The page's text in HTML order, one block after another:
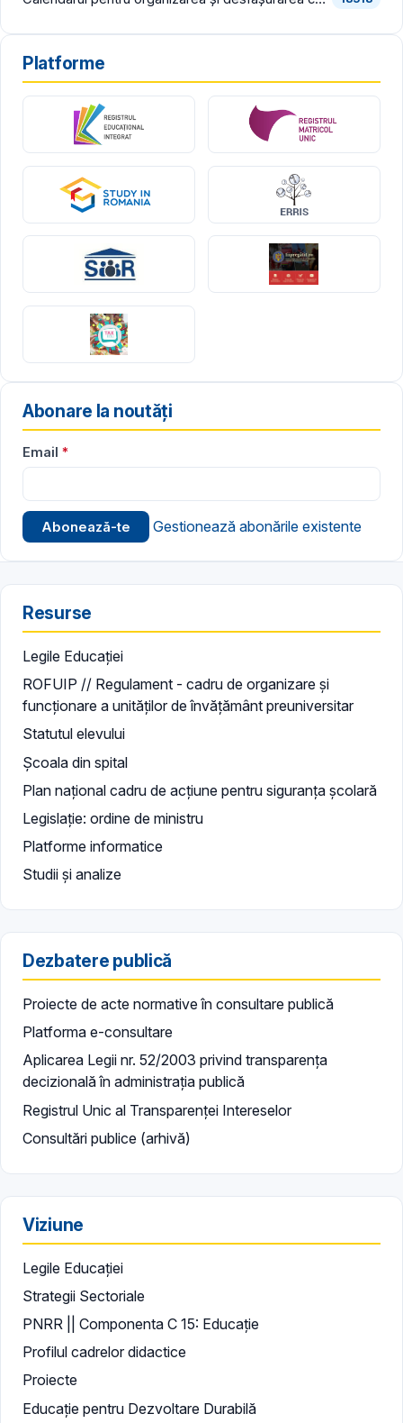
Platforme
Abonare la noutăți
Email
Gestionează abonările existente
Resurse
Legile Educației
ROFUIP // Regulament - cadru de organizare și
funcționare a unităților de învățământ preuniversitar
Statutul elevului
Școala din spital
Plan național cadru de acțiune pentru siguranța școlară
Legislație: ordine de ministru
Platforme informatice
Studii și analize
Dezbatere publică
Proiecte de acte normative în consultare publică
Platforma e-consultare
Aplicarea Legii nr. 52/2003 privind transparența
decizională în administrația publică
Registrul Unic al Transparenței Intereselor
Consultări publice (arhivă)
Viziune
Legile Educației
Strategii Sectoriale
PNRR || Componenta C 15: Educație
Profilul cadrelor didactice
Proiecte
Educație pentru Dezvoltare Durabilă